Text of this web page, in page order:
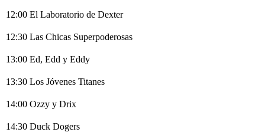
12:00 El Laboratorio de Dexter
12:30 Las Chicas Superpoderosas
13:00 Ed, Edd y Eddy
13:30 Los Jóvenes Titanes
14:00 Ozzy y Drix
14:30 Duck Dogers